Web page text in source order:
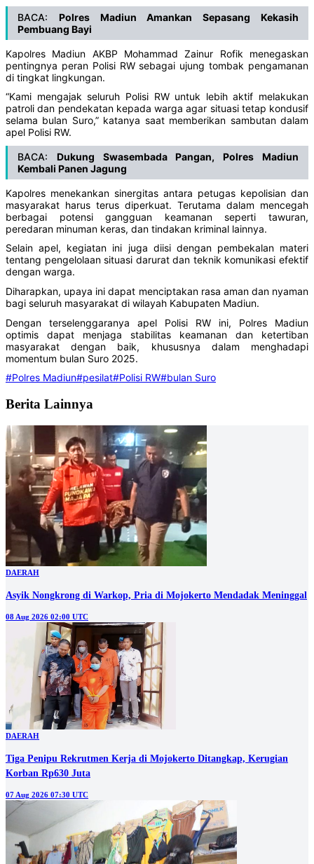
BACA: Polres Madiun Amankan Sepasang Kekasih
Pembuang Bayi
Kapolres Madiun AKBP Mohammad Zainur Rofik menegaskan
pentingnya peran Polisi RW sebagai ujung tombak pengamanan
di tingkat lingkungan.
“Kami mengajak seluruh Polisi RW untuk lebih aktif melakukan
patroli dan pendekatan kepada warga agar situasi tetap kondusif
selama bulan Suro,” katanya saat memberikan sambutan dalam
apel Polisi RW.
BACA: Dukung Swasembada Pangan, Polres Madiun
Kembali Panen Jagung
Kapolres menekankan sinergitas antara petugas kepolisian dan
masyarakat harus terus diperkuat. Terutama dalam mencegah
berbagai potensi gangguan keamanan seperti tawuran,
peredaran minuman keras, dan tindakan kriminal lainnya.
Selain apel, kegiatan ini juga diisi dengan pembekalan materi
tentang pengelolaan situasi darurat dan teknik komunikasi efektif
dengan warga.
Diharapkan, upaya ini dapat menciptakan rasa aman dan nyaman
bagi seluruh masyarakat di wilayah Kabupaten Madiun.
Dengan terselenggaranya apel Polisi RW ini, Polres Madiun
optimis dapat menjaga stabilitas keamanan dan ketertiban
masyarakat dengan baik, khususnya dalam menghadapi
momentum bulan Suro 2025.
#Polres Madiun#pesilat#Polisi RW#bulan Suro
Berita Lainnya
DAERAH
Asyik Nongkrong di Warkop, Pria di Mojokerto Mendadak Meninggal
08 Aug 2026 02:00 UTC
DAERAH
Tiga Penipu Rekrutmen Kerja di Mojokerto Ditangkap, Kerugian
Korban Rp630 Juta
07 Aug 2026 07:30 UTC